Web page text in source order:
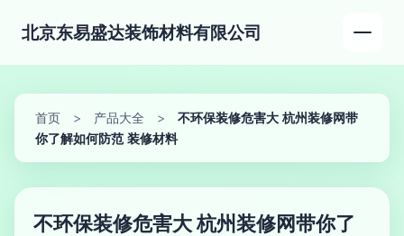
北京东易盛达装饰材料有限公司
首页 > 产品大全 >
不环保装修危害大 杭州装修网带
你了解如何防范 装修材料
不环保装修危害大 杭州装修网带你了